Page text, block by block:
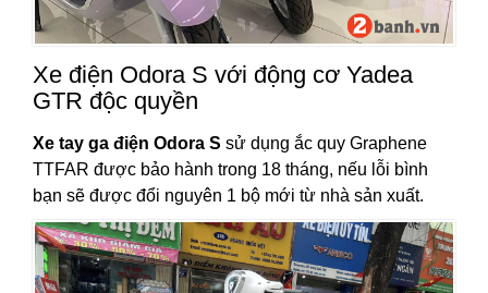
Xe điện Odora S với động cơ Yadea
GTR độc quyền
Xe tay ga điện Odora S sử dụng ắc quy Graphene
TTFAR được bảo hành trong 18 tháng, nếu lỗi bình
bạn sẽ được đổi nguyên 1 bộ mới từ nhà sản xuất.